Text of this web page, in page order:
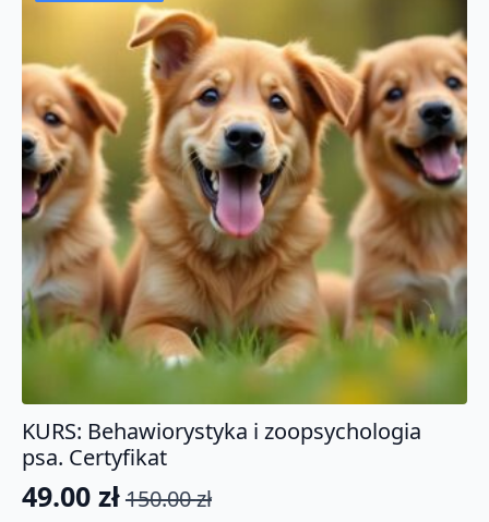
KURS: Behawiorystyka i zoopsychologia
psa. Certyfikat
150.00zł
Pierwotna
49.00 zł
Aktualna